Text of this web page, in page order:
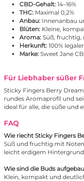
CBD-Gehalt: 14–16%
THC: Maximal 0,2%
Anbau: Innenanbau
Blüten: Kleine,
Aroma: Süß, fruchtig,
Herkunft: 100%
Marke: Sweet Jane
Für Liebhaber süßer
Sticky Fingers Berry
rundes Aromaprofil und
ideal für alle, die süße und
FAQ
Wie riecht Sticky Fingers
Süß und fruchtig mit
leicht erdigem
Wie sind die Buds
Klein, kompakt und